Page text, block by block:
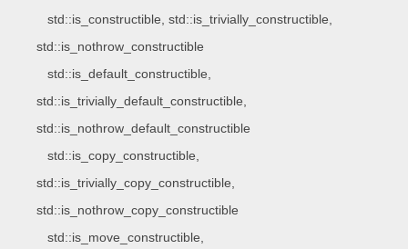
std::is_constructible, std::is_trivially_constructible,
std::is_nothrow_constructible
std::is_default_constructible,
std::is_trivially_default_constructible,
std::is_nothrow_default_constructible
std::is_copy_constructible,
std::is_trivially_copy_constructible,
std::is_nothrow_copy_constructible
std::is_move_constructible,